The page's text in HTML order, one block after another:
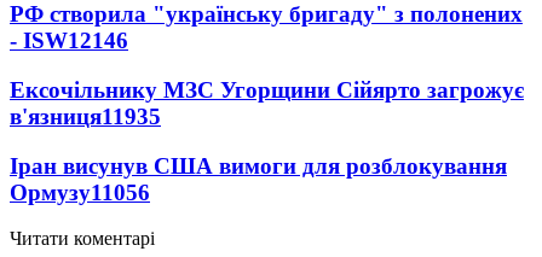
РФ створила "українську бригаду" з полонених
- ISW12146
Ексочільнику МЗС Угорщини Сійярто загрожує
в'язниця11935
Іран висунув США вимоги для розблокування
Ормузу11056
Читати коментарі